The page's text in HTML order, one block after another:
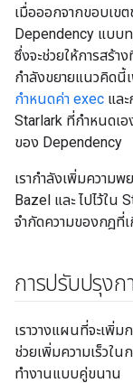
เมื่อออกจากขอบเข
Dependency แบบ
ซึ่งจะช่วยให้การสร้าง
กำลังขยายแนวคิดนี้
กำหนดค่า exec แล
Starlark ที่กำหนดเ
ของ Dependency
เรากำลังเพิ่มความ
Bazel และ ไปไว้ใน
จำกัดความของกฎที่
การปรับปรุงก
เราวางแผนที่จะเพิ่ม
ช่วยเพิ่มความเร็วใน
ทำงานแบบคู่ขนาน